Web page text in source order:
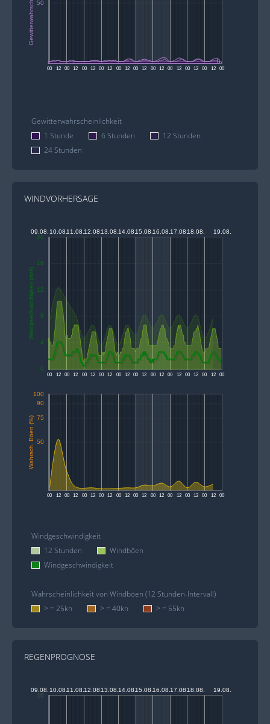
00 12 00 12 00 12 00 12 00 12 00 12 00 12 00 12 00 12 00 12 00
50
Gewitterwahrscheinlichkeit
1 Stunde
6 Stunden
12 Stunden
24 Stunden
WINDVORHERSAGE
09.08. 10.08.11.08.12.08.13.08.14.08.15.08.16.08.17.08.18.08. 19.08.
00 12 00 12 00 12 00 12 00 12 00 12 00 12 00 12 00 12 00 12 00
Windgeschwindigkeit (m/s)
0
4
8
12
16
20
00 12 00 12 00 12 00 12 00 12 00 12 00 12 00 12 00 12 00 12 00
Wahrsch. Böen (%) 50
75
90
100
Windgeschwindigkeit
12 Stunden
Windböen
Windgeschwindigkeit
Wahrscheinlichkeit von Windböen (12 Stunden-Intervall)
> = 25kn
> = 40kn > = 55kn
REGENPROGNOSE
09.08. 10.08.11.08.12.08.13.08.14.08.15.08.16.08.17.08.18.08. 19.08.
10